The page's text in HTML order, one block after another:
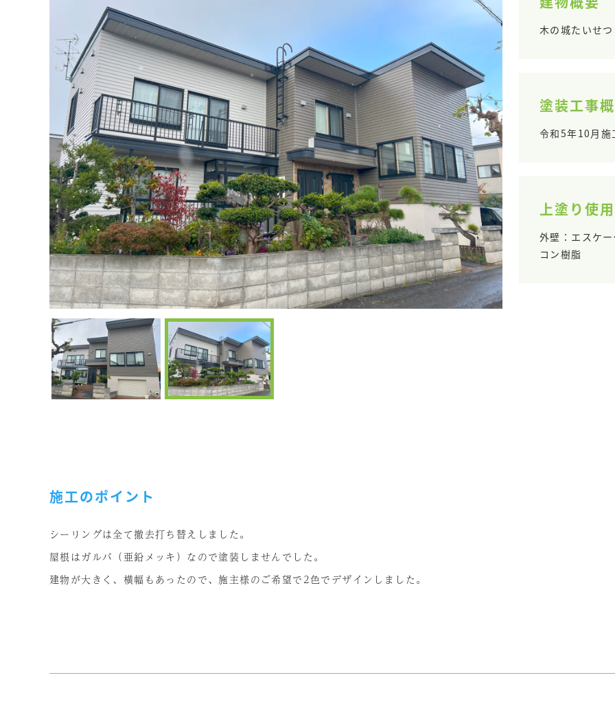
木の城たいせ
塗装工事
令和5年10月施
上塗り使
外壁：エスケ
コン樹脂
施工のポイント
シーリングは全て撤去打ち替えしました。
屋根はガルバ（亜鉛メッキ）なので塗装しませんでした。
建物が大きく、横幅もあったので、施主様のご希望で2色でデザインしました。